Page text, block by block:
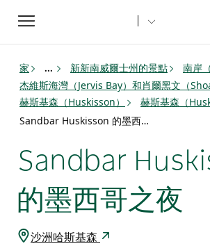
Toggle
navigation
家 ... 新新南威爾士州的景點
南岸
杰維斯海灣（Jervis Bay）和肖爾黑文（
赫斯基森（Huskisson）
赫斯基森（
Sandbar Huskisson 的墨西哥之夜
Sandbar
的墨西哥之夜
沙洲哈斯基森